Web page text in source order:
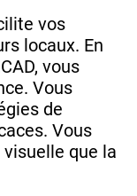
vos
locaux. En
vous
Vous
de
Vous
que la